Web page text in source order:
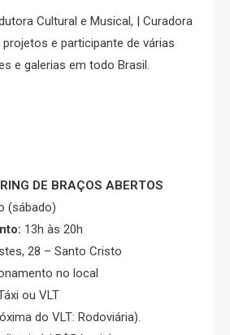
Cultural e Musical, | Curadora
e participante de várias
e galerias em todo Brasil.
DE BRAÇOS ABERTOS
(sábado)
13h às 20h
28 – Santo Cristo
no local
ou VLT
do VLT: Rodoviária).